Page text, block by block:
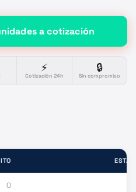
a cotización
⚡
Cotización 24h
🔒
Sin compromiso
ESTADO
0